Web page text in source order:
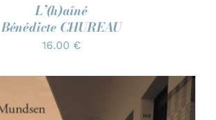
L’(h)aîné
Bénédicte CHUREAU
16.00 €